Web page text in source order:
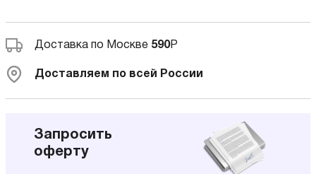
Доставка по Москве 590Р
Доставляем по всей России
Запросить
оферту